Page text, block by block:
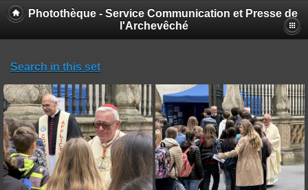
Photothèque - Service Communication et Presse de
l'Archevêché
Search in this set